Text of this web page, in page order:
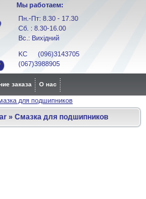
Мы работаем:
Пн.-Пт: 8.30 - 17.30
Сб. : 8.30-16.00
Вс.: Вихідний
KC (096)3143705
(067)3988905
заказа О нас
для подшипников
» Смазка для подшипников